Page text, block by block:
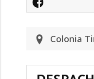
Colonia